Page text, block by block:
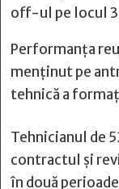
off-ul pe locul
Performanţa
menţinut pe
tehnică a
Tehnicianul de
contractul şi
în două